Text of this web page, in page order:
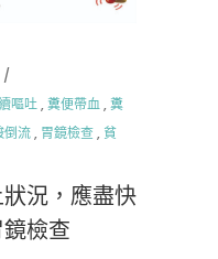
嘔吐,糞便帶血,糞
倒流, 胃鏡檢查, 貧
況，應盡快
檢查